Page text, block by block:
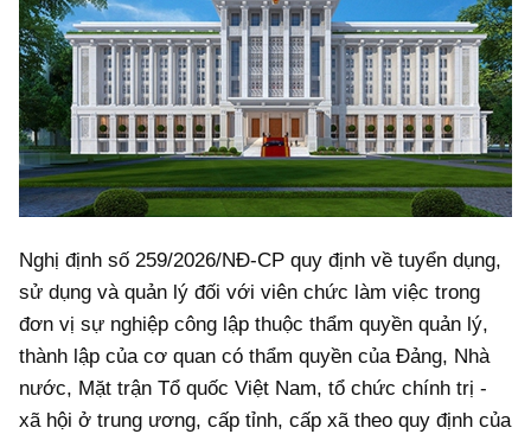
Khác
Video
Photo
Nghị định số 259/2026/NĐ-CP quy định về tuyển dụng,
sử dụng và quản lý đối với viên chức làm việc trong
đơn vị sự nghiệp công lập thuộc thẩm quyền quản lý,
thành lập của cơ quan có thẩm quyền của Đảng, Nhà
nước, Mặt trận Tổ quốc Việt Nam, tổ chức chính trị -
xã hội ở trung ương, cấp tỉnh, cấp xã theo quy định của